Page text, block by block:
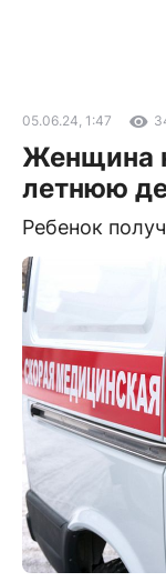
05.06.24, 1:47
Женщина
летнюю
Ребенок